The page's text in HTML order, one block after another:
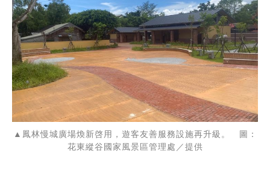
▲鳳林慢城廣場煥新啓用，遊客友善服務設施再升級。 圖：
花東縱谷國家風景區管理處／提供